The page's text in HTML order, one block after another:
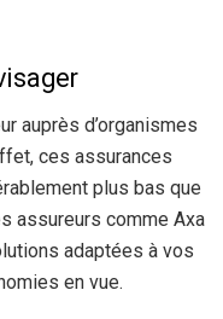
auprès d’organismes
ces assurances
plus bas que
assureurs comme Axa
adaptées à vos
en vue.